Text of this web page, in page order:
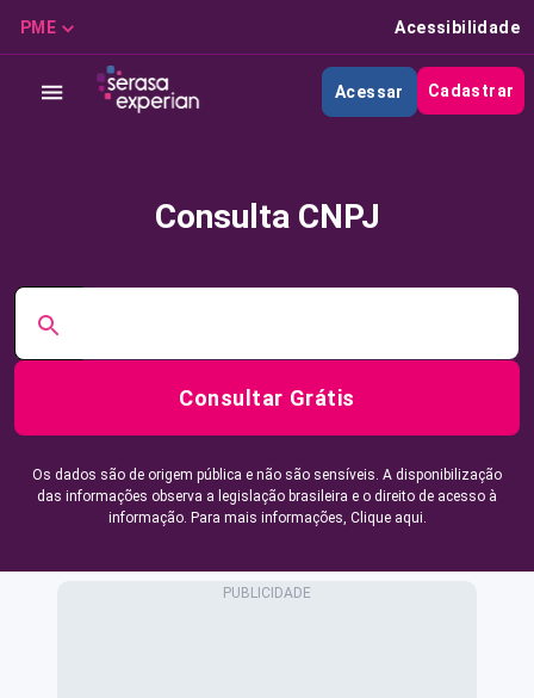
PME Acessibilidade
Acessar Cadastrar
Consulta CNPJ
Consultar Grátis
Os dados são de origem pública e não são sensíveis. A disponibilização
das informações observa a legislação brasileira e o direito de acesso à
informação. Para mais informações, Clique aqui.